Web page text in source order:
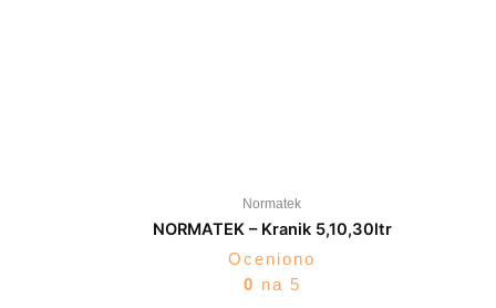
Normatek
NORMATEK – Kranik 5,10,30ltr
Oceniono
0 na 5